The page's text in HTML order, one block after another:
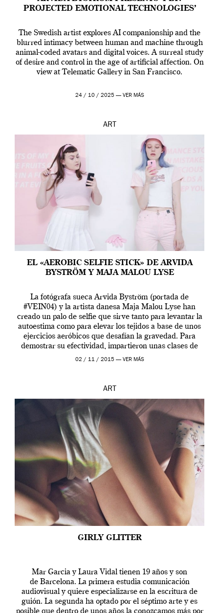
PROJECTED EMOTIONAL TECHNOLOGIES’
The Swedish artist explores AI companionship and the
blurred intimacy between human and machine through
animal-coded avatars and digital voices. A surreal study
of desire and control in the age of artificial affection. On
view at Telematic Gallery in San Francisco.
24 / 10 / 2025 — VER MÁS
ART
EL «AEROBIC SELFIE STICK» DE ARVIDA
BYSTRÖM Y MAJA MALOU LYSE
La fotógrafa sueca Arvida Byström (portada de
#VEIN04) y la artista danesa Maja Malou Lyse han
creado un palo de selfie que sirve tanto para levantar la
autoestima como para elevar los tejidos a base de unos
ejercicios aeróbicos que desafían la gravedad. Para
demostrar su efectividad, impartieron unas clases de
prueba en el Tate […]
02 / 11 / 2015 — VER MÁS
ART
GIRLY GLITTER
Mar Garcia y Laura Vidal tienen 19 años y son
de Barcelona. La primera estudia comunicación
audiovisual y quiere especializarse en la escritura de
guión. La segunda ha optado por el séptimo arte y es
posible que dentro de unos años la conozcamos más por